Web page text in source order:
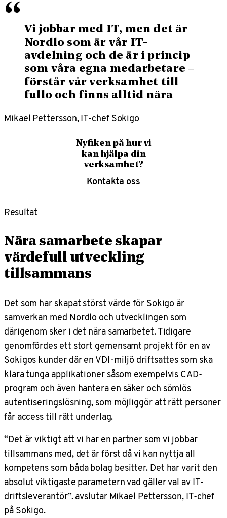
“ Vi jobbar med IT, men det är
Nordlo som är vår IT-
avdelning och de är i princip
som våra egna medarbetare –
förstår vår verksamhet till
fullo och finns alltid nära
Mikael Pettersson, IT-chef Sokigo
Nyfiken på hur vi
kan hjälpa din
verksamhet?
Kontakta oss
Resultat
Nära samarbete skapar
värdefull utveckling
tillsammans
Det som har skapat störst värde för Sokigo är
samverkan med Nordlo och utvecklingen som
därigenom sker i det nära samarbetet. Tidigare
genomfördes ett stort gemensamt projekt för en av
Sokigos kunder där en VDI-miljö driftsattes som ska
klara tunga applikationer såsom exempelvis CAD-
program och även hantera en säker och sömlös
autentiseringslösning, som möjliggör att rätt personer
får access till rätt underlag.
“Det är viktigt att vi har en partner som vi jobbar
tillsammans med, det är först då vi kan nyttja all
kompetens som båda bolag besitter. Det har varit den
absolut viktigaste parametern vad gäller val av IT-
driftsleverantör”. avslutar Mikael Pettersson, IT-chef
på Sokigo.